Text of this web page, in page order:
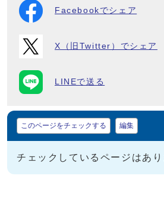
Facebookでシェア
X（旧Twitter）でシェア
LINEで送る
マイページ
このページをチェックする 編集
チェックしているページはあ